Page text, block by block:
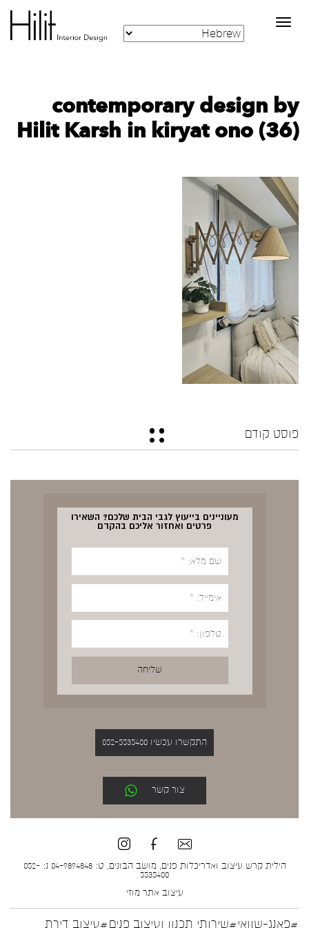
Toggle
navigation
contemporary design by
Hilit Karsh in kiryat ono (36)
פוסט קודם
מעוניינים בייעוץ לגבי הבית שלכם? השאירו
פרטים ואחזור אליכם בהקדם
התקשרו עכשיו 052-5535400
צור קשר
הילית קרש עיצוב ואדריכלות פנים, מושב הבונים, ט: 04-9894848 נ: 052-
5535400
עיצוב אתר מוזי
#פאנג-שוואי#שירותי תכנון ועיצוב פנים#עיצוב דירת